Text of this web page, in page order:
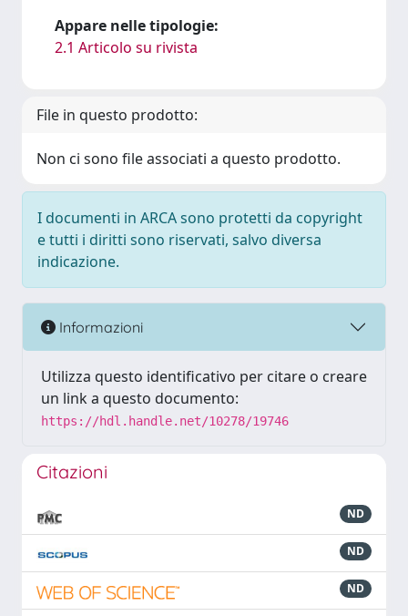
Appare nelle tipologie:
2.1 Articolo su rivista
File in questo prodotto:
Non ci sono file associati a questo prodotto.
I documenti in ARCA sono protetti da copyright
e tutti i diritti sono riservati, salvo diversa
indicazione.
Informazioni
Utilizza questo identificativo per citare o creare
un link a questo documento:
https://hdl.handle.net/10278/19746
Citazioni
ND
ND
ND